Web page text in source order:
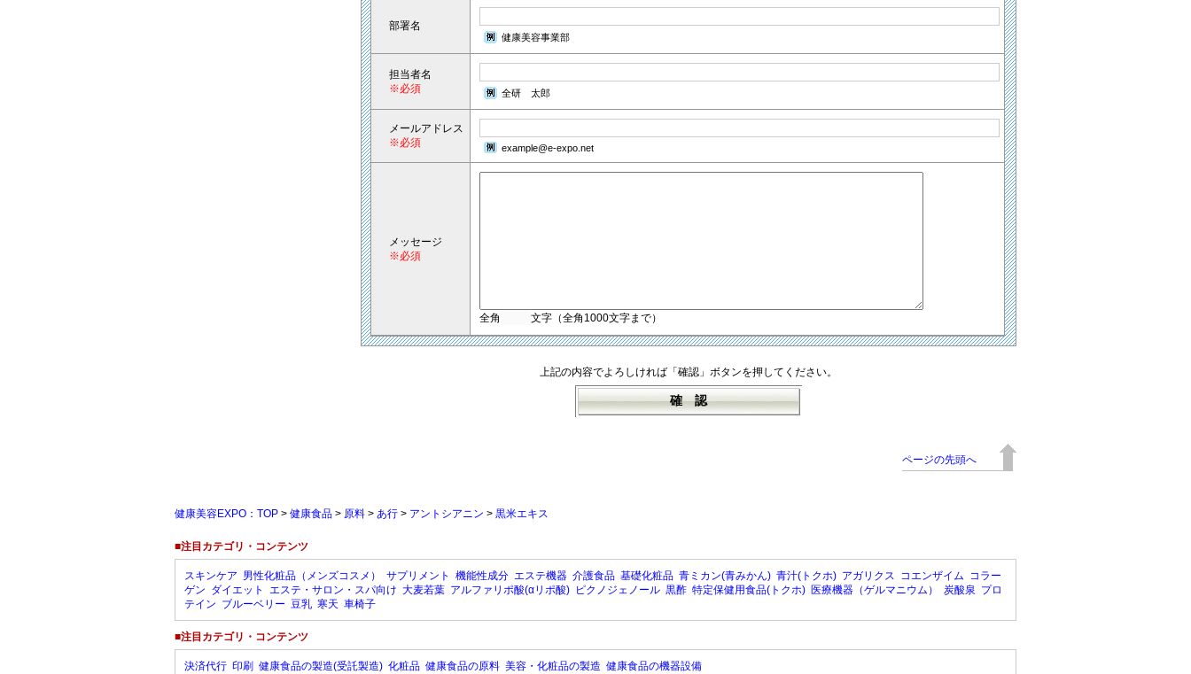
部署名
健康美容事業部
担当者名
※必須
全研 太郎
メールアドレス
※必須
example@e-expo.net
メッセージ
※必須
全角 文字（全角1000文字まで）
上記の内容でよろしければ「確認」ボタンを押してください。
ページの先頭へ
健康美容EXPO：TOP > 健康食品 > 原料 > あ行 > アントシアニン > 黒米エキス
■注目カテゴリ・コンテンツ
スキンケア 男性化粧品（メンズコスメ） サプリメント 機能性成分 エステ機器 介護食品 基礎化粧品 青ミカン(青みかん) 青汁(トクホ) アガリクス コエンザイム コラー
ゲン ダイエット エステ・サロン・スパ向け 大麦若葉 アルファリポ酸(αリポ酸) ピクノジェノール 黒酢 特定保健用食品(トクホ) 医療機器（ゲルマニウム） 炭酸泉 プロ
テイン ブルーベリー 豆乳 寒天 車椅子
■注目カテゴリ・コンテンツ
決済代行 印刷 健康食品の製造(受託製造) 化粧品 健康食品の原料 美容・化粧品の製造 健康食品の機器設備